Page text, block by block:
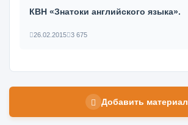
КВН «Знатоки английского языка».
26.02.2015 3 675
Добавить материал